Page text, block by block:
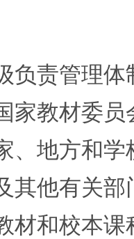
责管理体
家教材委
、地方和
其他有关
材和校本